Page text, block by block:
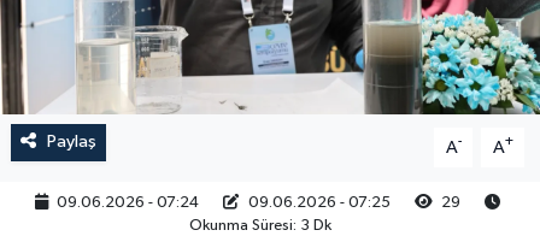
Paylaş A- A+
09.06.2026 - 07:24 09.06.2026 - 07:25
29
Okunma Süresi: 3 Dk
RESMİ İLAN